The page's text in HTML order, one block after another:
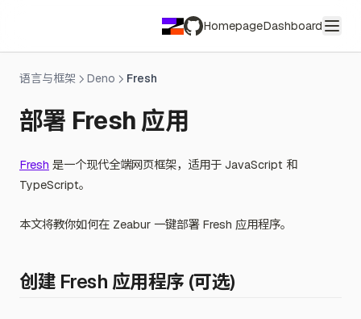
HomepageDashboard
语言与框架 Deno Fresh
部署 Fresh 应用
Fresh 是一个现代全端网页框架，适用于 JavaScript 和
TypeScript。
本文将教你如何在 Zeabur 一键部署 Fresh 应用程序。
创建 Fresh 应用程序 (可选)